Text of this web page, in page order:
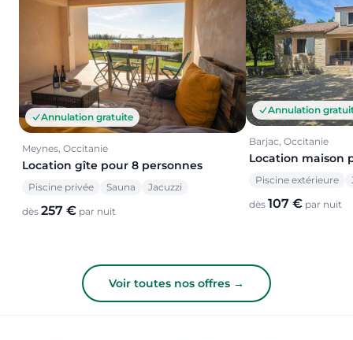
Annulation gratuite
Meynes, Occitanie
Location gîte pour 8 personnes
Piscine privée Sauna Jacuzzi
dès 257 € par nuit
Annulation
Barjac, Occitanie
Location maison
Piscine extérieure
dès 107 € par nuit
Voir toutes nos offres →